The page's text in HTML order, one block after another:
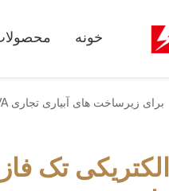
خونه
ترانسفورماتور الکتریکی تک فاز پر از روغن دوامدار 440V 415V 100KVA 167KVA برای زیرساخت های آبیاری تجاری
تک